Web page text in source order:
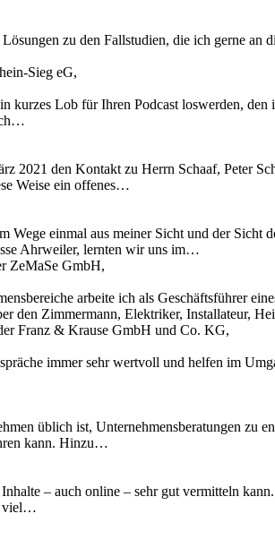
zu den Fallstudien, die ich gerne an
Sieg eG,
kurzes Lob für Ihren Podcast loswerden,
2021 den Kontakt zu Herrn Schaaf, Peter
Weise ein offenes…
Wege einmal aus meiner Sicht und der
Ahrweiler, lernten wir uns im…
ZeMaSe GmbH,
arbeite ich als Geschäftsführer
den Zimmermann, Elektriker, Installateur,
Franz & Krause GmbH und Co. KG,
immer sehr wertvoll und helfen im
üblich ist, Unternehmensberatungen zu
kann. Hinzu…
– auch online – sehr gut vermitteln
viel…